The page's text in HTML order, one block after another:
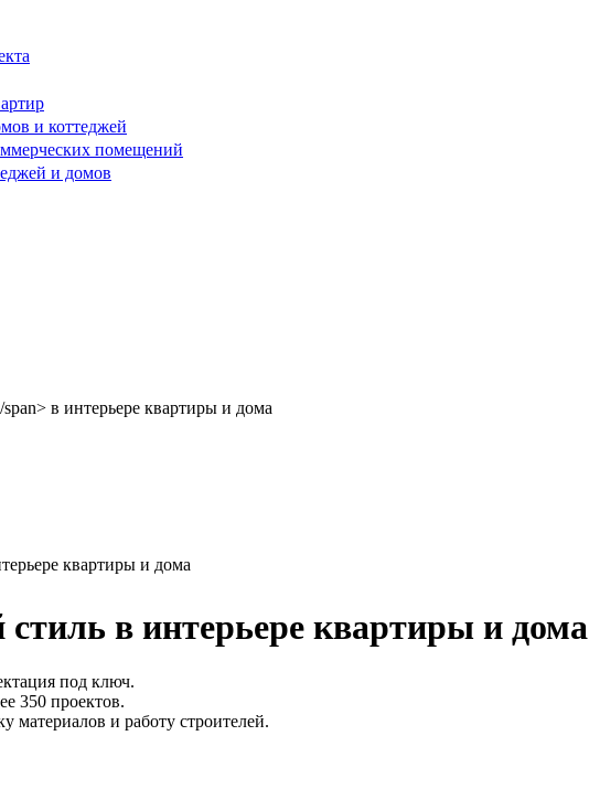
и коттеджей
помещений
и домов
квартиры и дома
стиль в интерьере квартиры и дома
под ключ.
350 проектов.
материалов и работу строителей.